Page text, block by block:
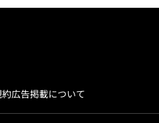
広告掲載について